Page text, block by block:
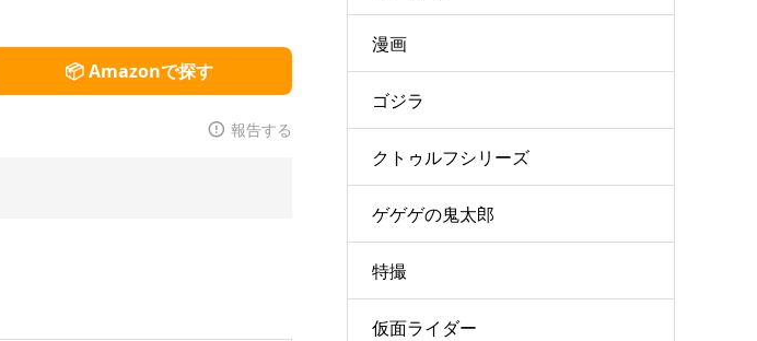
📦 Amazonで探す
報告する
漫画
ゴジラ
クトゥルフシリーズ
ゲゲゲの鬼太郎
特撮
仮面ライダー